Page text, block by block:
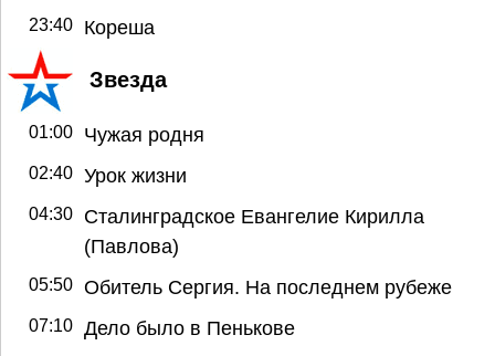
23:40 Кореша
Звезда
01:00 Чужая родня
02:40 Урок жизни
04:30
Сталинградское Евангелие Кирилла
(Павлова)
05:50 Обитель Сергия. На последнем рубеже
07:10 Дело было в Пенькове